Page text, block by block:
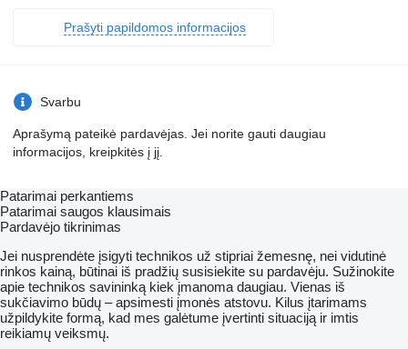
Prašyti papildomos informacijos
Svarbu
Aprašymą pateikė pardavėjas. Jei norite gauti daugiau
informacijos, kreipkitės į jį.
Patarimai perkantiems
Patarimai saugos klausimais
Pardavėjo tikrinimas
Jei nusprendėte įsigyti technikos už stipriai žemesnę, nei vidutinė
rinkos kainą, būtinai iš pradžių susisiekite su pardavėju. Sužinokite
apie technikos savininką kiek įmanoma daugiau. Vienas iš
sukčiavimo būdų – apsimesti įmonės atstovu. Kilus įtarimams
užpildykite formą, kad mes galėtume įvertinti situaciją ir imtis
reikiamų veiksmų.